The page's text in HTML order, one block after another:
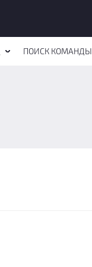
ПОИСК КОМАНДЫ